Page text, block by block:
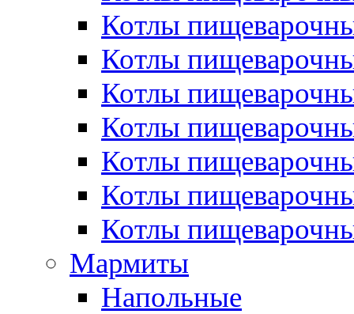
Котлы
Котлы
Котлы
Котлы
Котлы
Котлы
Котлы
Мармиты
Напольные